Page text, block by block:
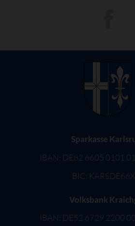
Sparkasse
IBAN: DE82 6605 0101
BIC:
Volksbank
IBAN: DE52 6729 2200